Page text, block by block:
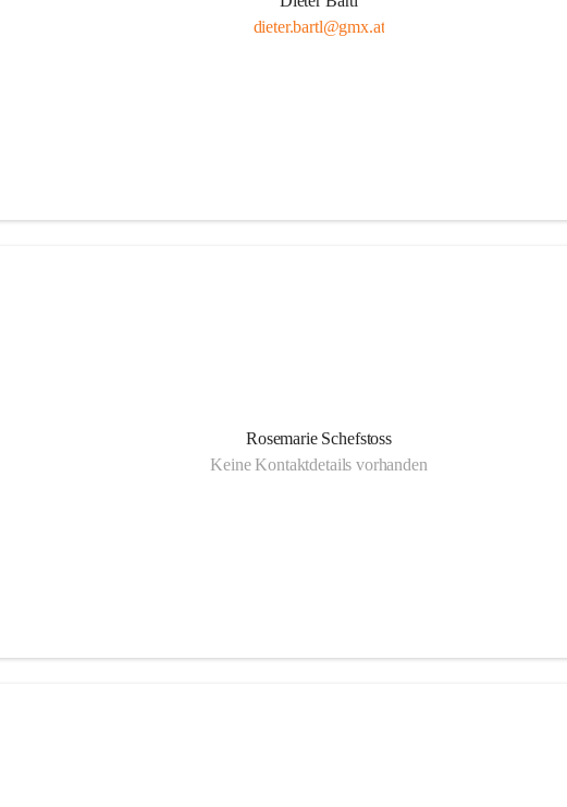
dieter.bartl@gmx.at
Rosemarie Schefstoss
Keine Kontaktdetails vorhanden